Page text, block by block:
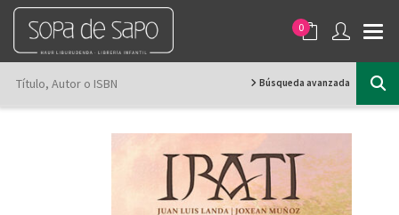
0
Búsqueda avanzada